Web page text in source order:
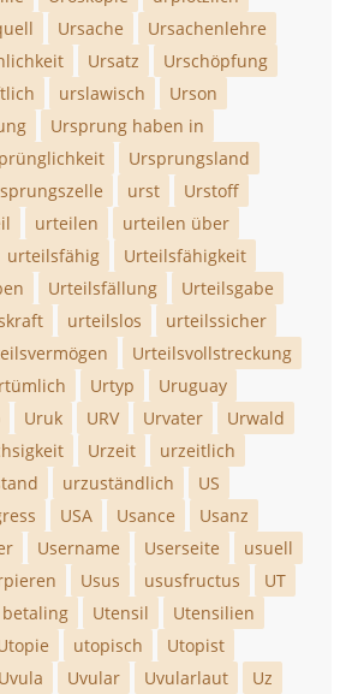
Ursache
Ursachenlehre
Ursatz
Urschöpfung
urslawisch
Urson
Ursprung haben in
Ursprungsland
urst
Urstoff
urteilen
urteilen über
urteilsfähig
Urteilsfähigkeit
Urteilsfällung
Urteilsgabe
urteilslos
urteilssicher
Urteilsvollstreckung
Urtyp
Uruguay
Uruk URV Urvater
Urwald
Urzeit
urzeitlich
urzuständlich
US
USA Usance
Usanz
Username Userseite
usuell
Usus ususfructus
UT
Utensil
Utensilien
utopisch
Utopist
Uvula Uvular Uvularlaut Uz